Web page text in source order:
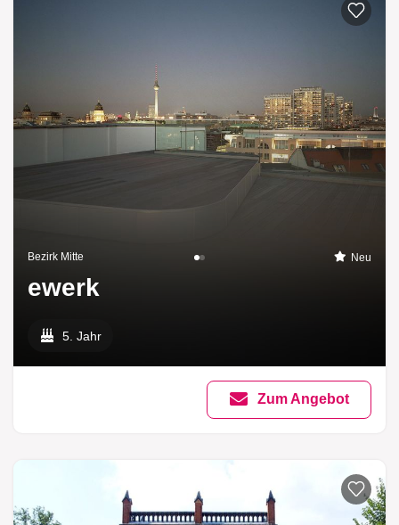
Bezirk Mitte Neu
ewerk
5. Jahr
Zum Angebot